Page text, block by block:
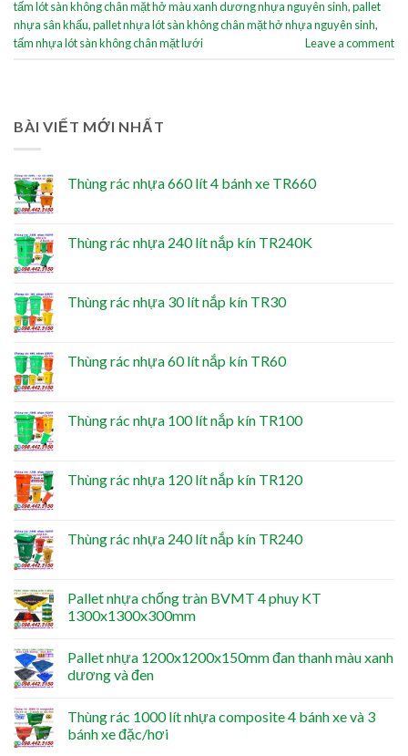
tấm lót sàn không chân mặt hở màu xanh dương nhựa nguyên sinh,pallet
nhựa sân khấu,pallet nhựa lót sàn không chân mặt hở nhựa nguyên sinh,
tấm nhựa lót sàn không chân mặt lưới
Leave a comment
BÀI VIẾT MỚI NHẤT
Thùng rác nhựa 660 lít 4 bánh xe TR660
Thùng rác nhựa 240 lít nắp kín TR240K
Thùng rác nhựa 30 lít nắp kín TR30
Thùng rác nhựa 60 lít nắp kín TR60
Thùng rác nhựa 100 lít nắp kín TR100
Thùng rác nhựa 120 lít nắp kín TR120
Thùng rác nhựa 240 lít nắp kín TR240
Pallet nhựa chống tràn BVMT 4 phuy KT
1300x1300x300mm
Pallet nhựa 1200x1200x150mm đan thanh màu xanh
dương và đen
Thùng rác 1000 lít nhựa composite 4 bánh xe và 3
bánh xe đặc/hơi